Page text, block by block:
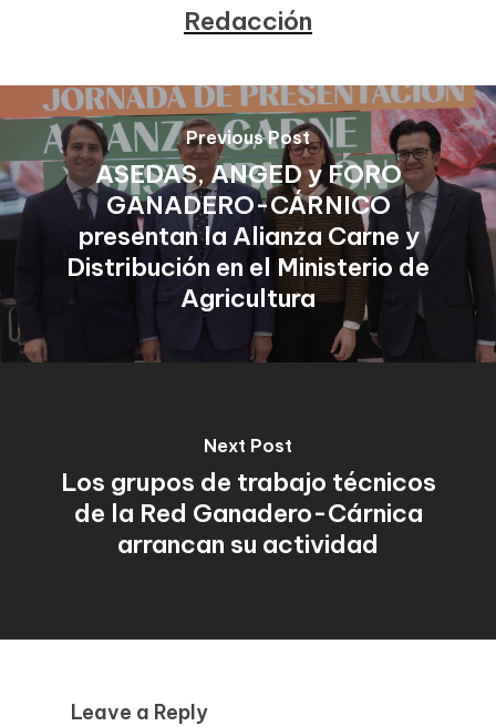
Redacción
Previous Post
ASEDAS, ANGED y FORO
GANADERO-CÁRNICO
presentan la Alianza Carne y
Distribución en el Ministerio de
Agricultura
Next Post
Los grupos de trabajo técnicos
de la Red Ganadero-Cárnica
arrancan su actividad
Leave a Reply